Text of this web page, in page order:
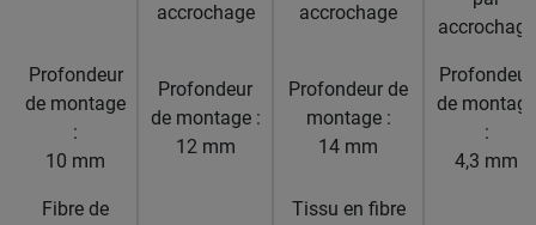
accrochage
accrochage
accrochage
Profondeur
de montage
:
10 mm
Profondeur
de montage :
12 mm
Profondeur de
montage :
14 mm
Profondeur
de montage
:
4,3 mm
Fibre de
Tissu en fibre